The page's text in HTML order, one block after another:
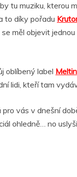
tu muziku, kterou
to díky pořadu
měl objevit
oblíbený label
lidi, kteří tam
vás v dnešní
ohledně… no